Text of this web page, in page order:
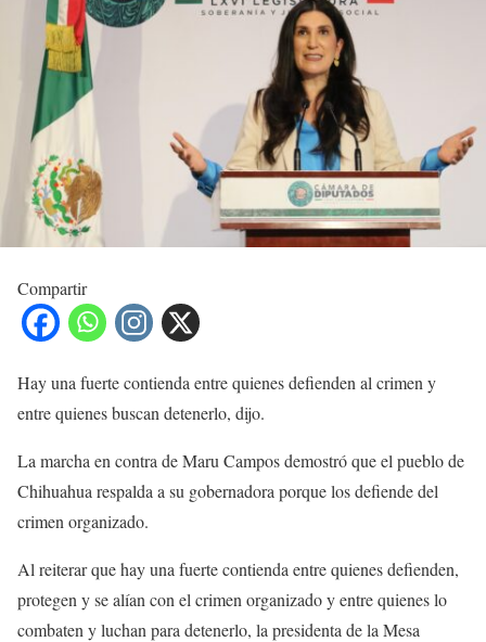
Compartir
Hay una fuerte contienda entre quienes defienden al crimen y
entre quienes buscan detenerlo, dijo.
La marcha en contra de Maru Campos demostró que el pueblo de
Chihuahua respalda a su gobernadora porque los defiende del
crimen organizado.
Al reiterar que hay una fuerte contienda entre quienes defienden,
protegen y se alían con el crimen organizado y entre quienes lo
combaten y luchan para detenerlo, la presidenta de la Mesa